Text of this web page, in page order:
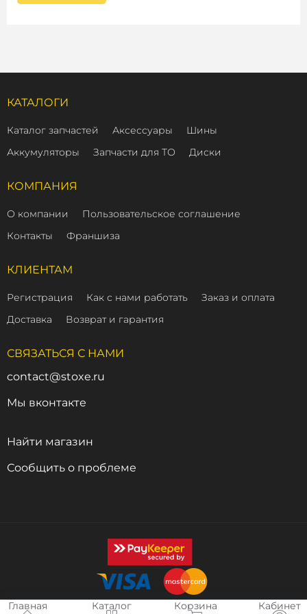
КАТАЛОГИ
Каталог запчастей Аксессуары
Шины
Аккумуляторы
Запчасти для ТО Диски
КОМПАНИЯ
О компании
Пользовательское соглашение
Контакты
Франшиза
КЛИЕНТАМ
Регистрация Как с нами работать
Заказ и оплата
Доставка
Возврат и гарантия
СВЯЗАТЬСЯ С НАМИ
contact@stoxe.ru
Мы вконтакте
Найти магазин
Сообщить о проблеме
Главная Каталог Корзина Кабинет